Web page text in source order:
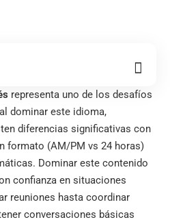
representa uno de los desafíos
dominar este idioma,
diferencias significativas con
formato (AM/PM vs 24 horas)
Dominar este contenido
confianza en situaciones
reuniones hasta coordinar
conversaciones básicas